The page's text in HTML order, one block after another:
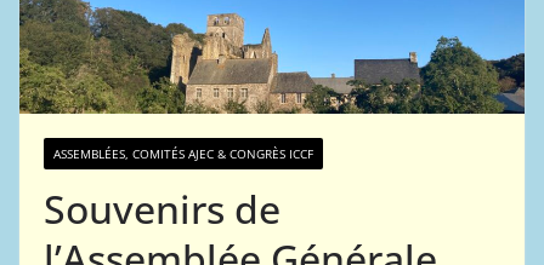
ASSEMBLÉES, COMITÉS AJEC & CONGRÈS ICCF
Souvenirs de